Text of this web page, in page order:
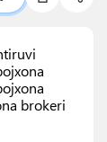
brokeri